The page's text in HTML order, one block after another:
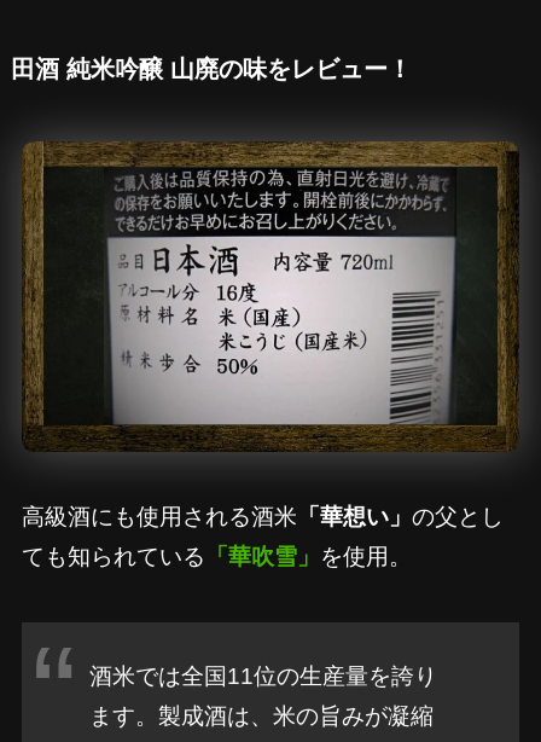
田酒 純米吟醸 山廃の味をレビュー！
高級酒にも使用される酒米 「華想い」 の父とし
ても知られている 「華吹雪」 を使用。
酒米では全国11位の生産量を誇り
ます。製成酒は、米の旨みが凝縮